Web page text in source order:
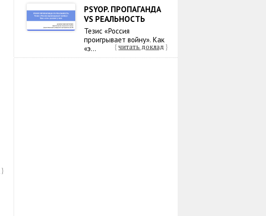
}
PSYOP. ПРОПАГАНДА
VS РЕАЛЬНОСТЬ
Тезис «Россия
проигрывает войну». Как
«э...
{ читать доклад }